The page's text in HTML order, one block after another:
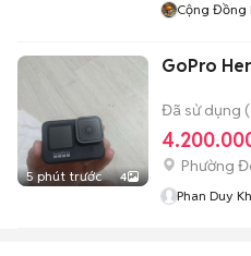
Cộng Đồng
5 phút trước 4
GoPro
Đã sử dụng
Phường
Phan Duy